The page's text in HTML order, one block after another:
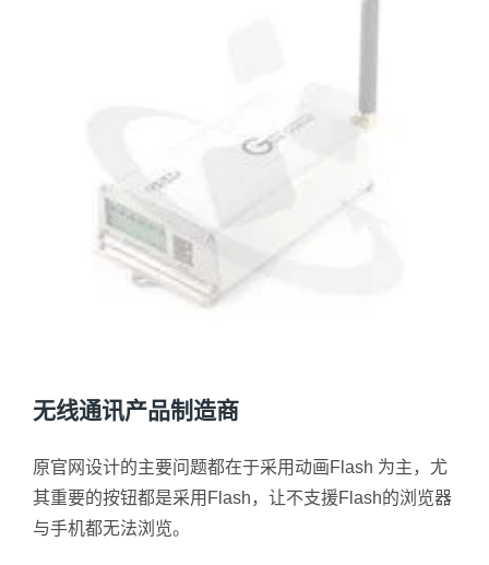
无线通讯产品制造商
原官网设计的主要问题都在于采用动画Flash 为主，尤
其重要的按钮都是采用Flash，让不支援Flash的浏览器
与手机都无法浏览。